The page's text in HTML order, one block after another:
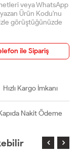
veya WhatsApp
Ürün Kodu'nu
görüştüğünüzde
ile Sipariş
Hızlı Kargo İmkanı
Nakit Ödeme